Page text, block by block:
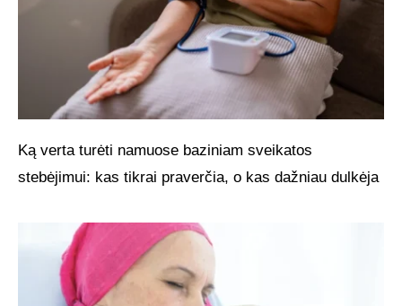
Ką verta turėti namuose baziniam sveikatos
stebėjimui: kas tikrai praverčia, o kas dažniau dulkėja